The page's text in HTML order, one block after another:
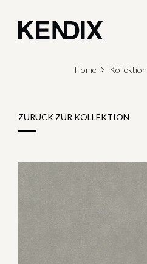
Home Kollektion
ZURÜCK ZUR KOLLEKTION